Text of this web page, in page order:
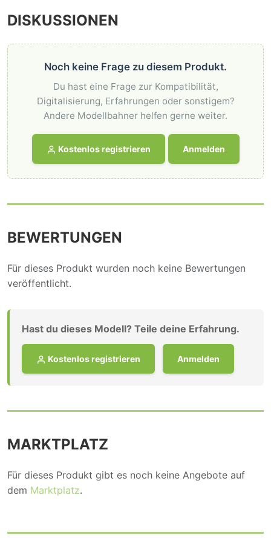
DISKUSSIONEN
Noch keine Frage zu diesem Produkt.
Du hast eine Frage zur Kompatibilität,
Digitalisierung, Erfahrungen oder sonstigem?
Andere Modellbahner helfen gerne weiter.
Kostenlos registrieren Anmelden
BEWERTUNGEN
Für dieses Produkt wurden noch keine Bewertungen
veröffentlicht.
Hast du dieses Modell? Teile deine Erfahrung.
Kostenlos registrieren Anmelden
MARKTPLATZ
Für dieses Produkt gibt es noch keine Angebote auf
dem Marktplatz.